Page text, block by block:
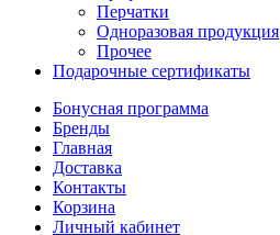
Перчатки
Одноразовая продукция
Прочее
Подарочные сертификаты
Бонусная программа
Бренды
Главная
Доставка
Контакты
Корзина
Личный кабинет